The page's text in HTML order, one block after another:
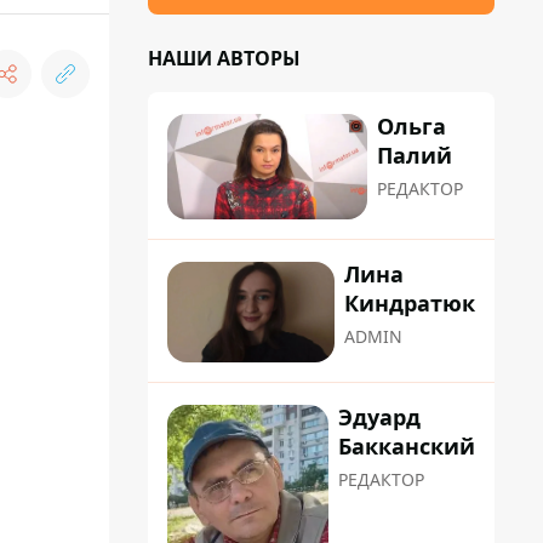
НАШИ АВТОРЫ
Ольга
Палий
РЕДАКТОР
Лина
Киндратюк
ADMIN
Эдуард
Бакканский
РЕДАКТОР